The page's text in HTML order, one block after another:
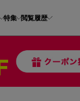
特集 閲覧履歴